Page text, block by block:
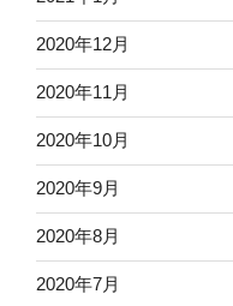
2020年12月
2020年11月
2020年10月
2020年9月
2020年8月
2020年7月